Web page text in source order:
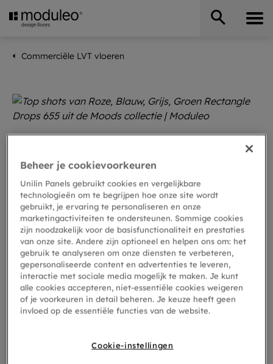
Commerciële LVT vloeren
Beheer je cookievoorkeuren
Unilin Panels gebruikt cookies en vergelijkbare
technologieën om te begrijpen hoe onze site wordt
gebruikt, je ervaring te personaliseren en onze
marketingactiviteiten te ondersteunen. Sommige cookies
zijn noodzakelijk voor de basisfunctionaliteit en prestaties
van onze site. Andere zijn optioneel en helpen ons om: het
gebruik te analyseren om onze diensten te verbeteren,
gepersonaliseerde content en advertenties te leveren,
interactie met sociale media mogelijk te maken. Je kunt
alle cookies accepteren, niet-essentiële cookies weigeren
of je voorkeuren in detail beheren. Je keuze heeft geen
invloed op de essentiële functies van de website.
Cookie-instellingen